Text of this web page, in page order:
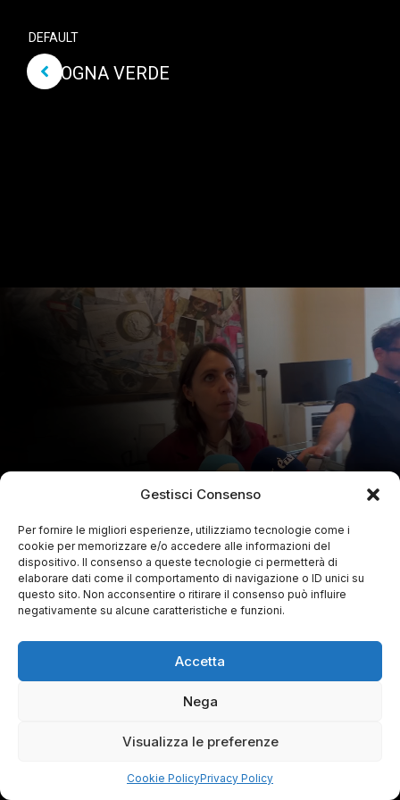
Gestisci Consenso
Per fornire le migliori esperienze, utilizziamo tecnologie come i
cookie per memorizzare e/o accedere alle informazioni del
dispositivo. Il consenso a queste tecnologie ci permetterà di
elaborare dati come il comportamento di navigazione o ID unici su
questo sito. Non acconsentire o ritirare il consenso può influire
negativamente su alcune caratteristiche e funzioni.
Accetta
Nega
Visualizza le preferenze
Cookie PolicyPrivacy Policy